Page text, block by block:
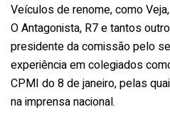
Veículos de renome, como
O Antagonista, R7 e tantos
presidente da comissão pelo
experiência em colegiados
CPMI do 8 de janeiro, pelas
na imprensa nacional.